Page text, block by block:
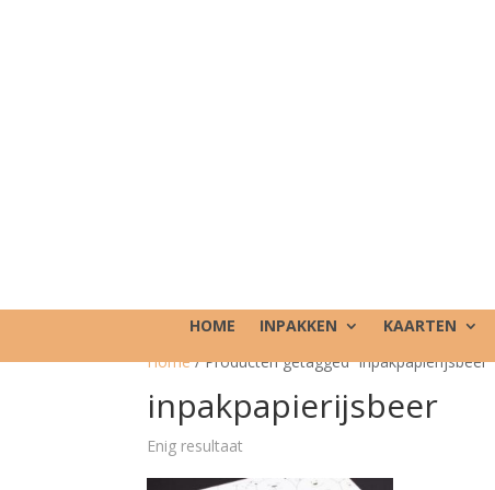
HOME INPAKKEN KAARTEN
Home/ Producten getagged “inpakpapierijsbeer”
inpakpapierijsbeer
Enig resultaat